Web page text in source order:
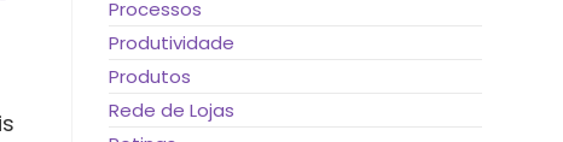
Processos
Produtividade
Produtos
Rede de Lojas